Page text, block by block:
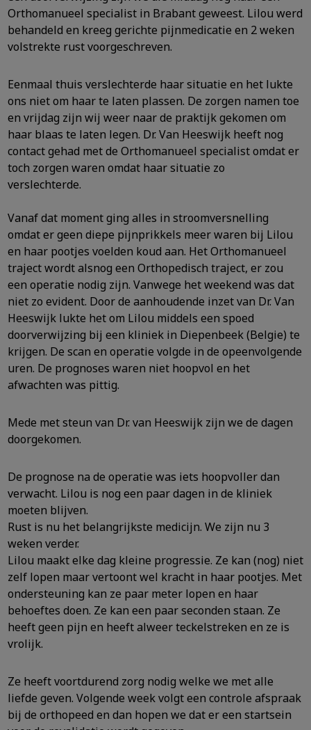
Orthomanueel specialist in Brabant geweest. Lilou werd
behandeld en kreeg gerichte pijnmedicatie en 2 weken
volstrekte rust voorgeschreven.
Eenmaal thuis verslechterde haar situatie en het lukte
ons niet om haar te laten plassen. De zorgen namen toe
en vrijdag zijn wij weer naar de praktijk gekomen om
haar blaas te laten legen. Dr. Van Heeswijk heeft nog
contact gehad met de Orthomanueel specialist omdat er
toch zorgen waren omdat haar situatie zo
verslechterde.
Vanaf dat moment ging alles in stroomversnelling
omdat er geen diepe pijnprikkels meer waren bij Lilou
en haar pootjes voelden koud aan. Het Orthomanueel
traject wordt alsnog een Orthopedisch traject, er zou
een operatie nodig zijn. Vanwege het weekend was dat
niet zo evident. Door de aanhoudende inzet van Dr. Van
Heeswijk lukte het om Lilou middels een spoed
doorverwijzing bij een kliniek in Diepenbeek (Belgie) te
krijgen. De scan en operatie volgde in de opeenvolgende
uren. De prognoses waren niet hoopvol en het
afwachten was pittig.
Mede met steun van Dr. van Heeswijk zijn we de dagen
doorgekomen.
De prognose na de operatie was iets hoopvoller dan
verwacht. Lilou is nog een paar dagen in de kliniek
moeten blijven.
Rust is nu het belangrijkste medicijn. We zijn nu 3
weken verder.
Lilou maakt elke dag kleine progressie. Ze kan (nog) niet
zelf lopen maar vertoont wel kracht in haar pootjes. Met
ondersteuning kan ze paar meter lopen en haar
behoeftes doen. Ze kan een paar seconden staan. Ze
heeft geen pijn en heeft alweer teckelstreken en ze is
vrolijk.
Ze heeft voortdurend zorg nodig welke we met alle
liefde geven. Volgende week volgt een controle afspraak
bij de orthopeed en dan hopen we dat er een startsein